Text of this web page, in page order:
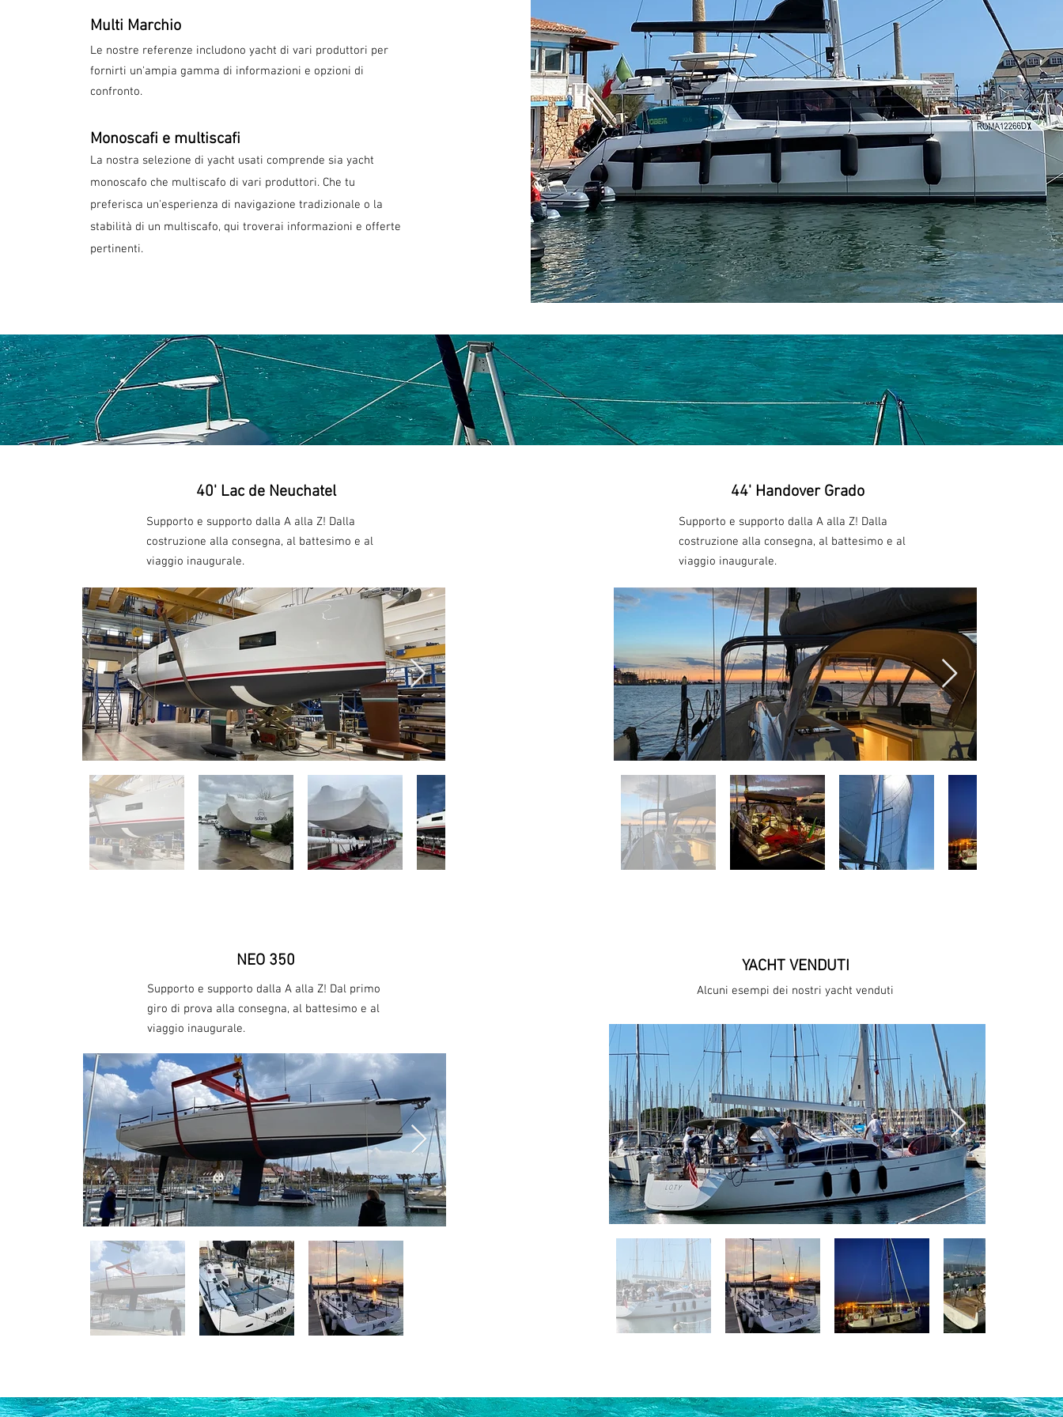
Multi Marchio
Le nostre referenze includono yacht di vari produttori per
fornirti un'ampia gamma di informazioni e opzioni di
confronto.
Monoscafi e multiscafi
La nostra selezione di yacht usati comprende sia yacht
monoscafo che multiscafo di vari produttori. Che tu
preferisca un'esperienza di navigazione tradizionale o la
stabilità di un multiscafo, qui troverai informazioni e offerte
pertinenti.
40' Lac de Neuchatel
Supporto e supporto dalla A alla Z! Dalla
costruzione alla consegna, al battesimo e al
viaggio inaugurale.
44' Handover Grado
Supporto e supporto dalla A alla Z! Dalla
costruzione alla consegna, al battesimo e al
viaggio inaugurale.
NEO 350
Supporto e supporto dalla A alla Z! Dal primo
giro di prova alla consegna, al battesimo e al
viaggio inaugurale.
YACHT VENDUTI
Alcuni esempi dei nostri yacht venduti